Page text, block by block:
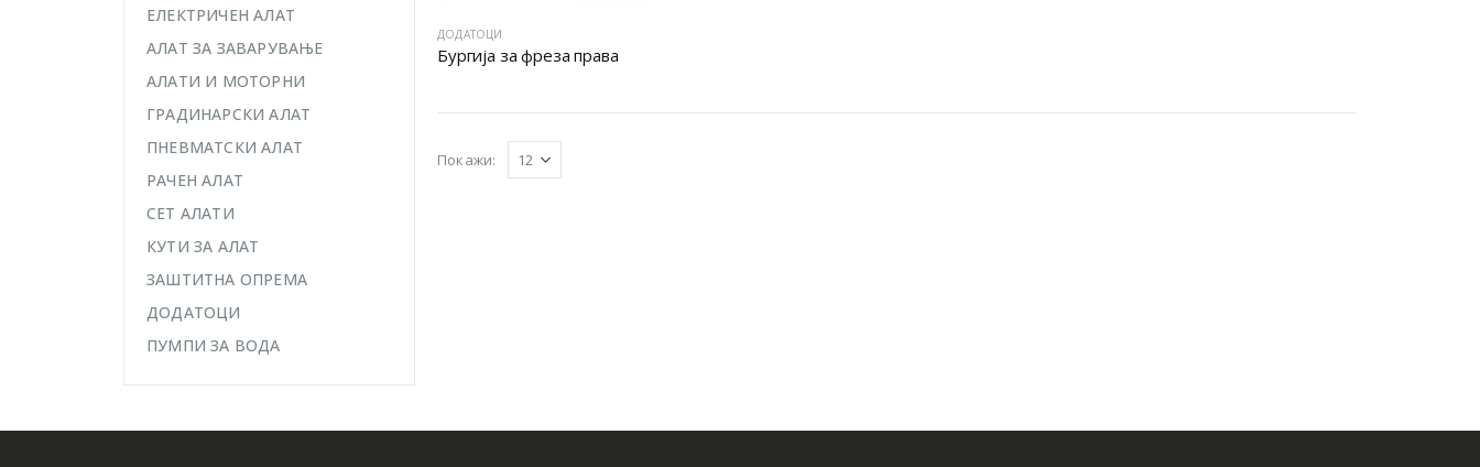
ДОДАТОЦИ
Бургија за фреза права
Покажи:
ЕЛЕКТРИЧЕН АЛАТ
АЛАТ ЗА ЗАВАРУВАЊЕ
АЛАТИ И МОТОРНИ
ГРАДИНАРСКИ АЛАТ
ПНЕВМАТСКИ АЛАТ
РАЧЕН АЛАТ
СЕТ АЛАТИ
КУТИ ЗА АЛАТ
ЗАШТИТНА ОПРЕМА
ДОДАТОЦИ
ПУМПИ ЗА ВОДА